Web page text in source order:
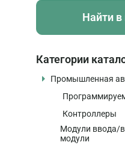
Найти в
Категории
Промышленная
Контроллеры
Модули ввода/
модули